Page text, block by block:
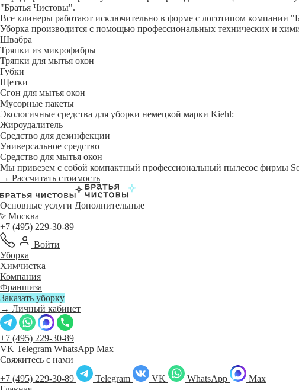
"Братья Чистовы".
Все клинеры работают исключительно в форме с логотипом компании
Уборка производится с помощью профессиональных технических и
Швабра
Тряпки из микрофибры
Тряпки для мытья окон
Губки
Щетки
Сгон для мытья окон
Мусорные пакеты
Экологичные средства для уборки немецкой марки Kiehl:
Жироудалитель
Средство для дезинфекции
Универсальное средство
Средство для мытья окон
Мы привезем с собой компактный профессиональный пылесос фирмы
→ Рассчитать стоимость
Основные услуги Дополнительные
Москва
+7 (495) 229-30-89
Войти
Уборка
Химчистка
Компания
Франшиза
Заказать уборку
→ Личный кабинет
+7 (495) 229-30-89
VK Telegram WhatsApp Max
Свяжитесь с нами
+7 (495) 229-30-89
Telegram VK WhatsApp
Max